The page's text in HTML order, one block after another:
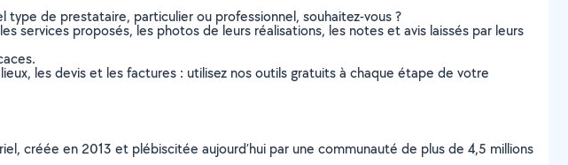
type de prestataire, particulier ou professionnel, souhaitez-vous ?
services proposés, les photos de leurs réalisations, les notes et avis laissés par leurs
les devis et les factures : utilisez nos outils gratuits à chaque étape de votre
créée en 2013 et plébiscitée aujourd’hui par une communauté de plus de 4,5 millions